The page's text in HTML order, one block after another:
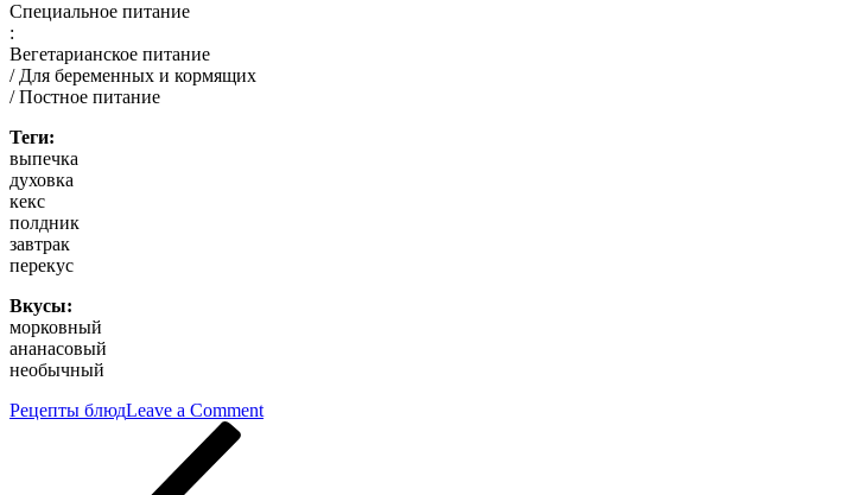
Специальное питание
:
Вегетарианское питание
/ Для беременных и кормящих
/ Постное питание
Теги:
выпечка
духовка
кекс
полдник
завтрак
перекус
Вкусы:
морковный
ананасовый
необычный
Рецепты блюдLeave a Commenton